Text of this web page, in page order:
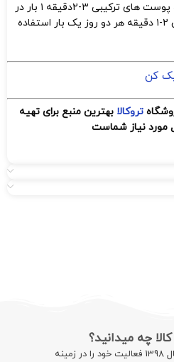
دقیقه ۲-۱ در روز استفاده گردد. و پوست های ترکیبی ۳-۲دقیقه ۱ بار در
روز و پوست های خشک و حساس ۲-۱ دقیقه هر دو روز یک بار استفاده
کن
تروکالابهترین منبع برای تهیه
مورد نیاز شماست
چه میدانید؟
در سال 1398 فعالیت خود را در زمینه